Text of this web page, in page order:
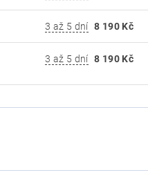
3 až 5 dní 8 190 Kč
3 až 5 dní 8 190 Kč